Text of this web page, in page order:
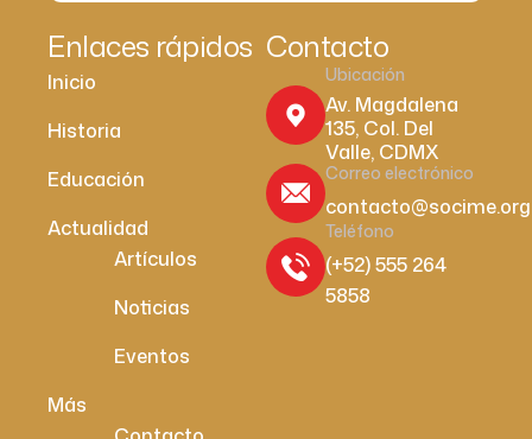
Enlaces rápidos
Inicio
Historia
Educación
Actualidad
Artículos
Noticias
Eventos
Más
Contacto
Ubicación
Av. Magdalena
135, Col. Del
Valle, CDMX
Correo electrónico
contacto@socime.org
Teléfono
(+52) 555 264
5858